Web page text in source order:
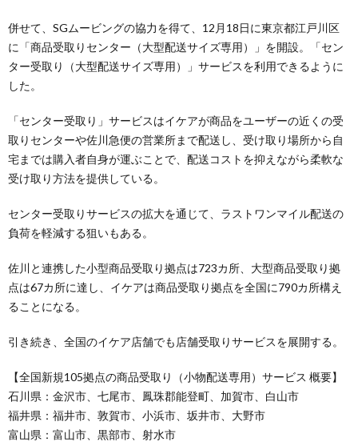
併せて、SGムービングの協力を得て、12月18日に東京都江戸川区
に「商品受取りセンター（大型配送サイズ専用）」を開設。「セン
ター受取り（大型配送サイズ専用）」サービスを利用できるように
した。
「センター受取り」サービスはイケアが商品をユーザーの近くの受
取りセンターや佐川急便の営業所まで配送し、受け取り場所から自
宅までは購入者自身が運ぶことで、配送コストを抑えながら柔軟な
受け取り方法を提供している。
センター受取りサービスの拡大を通じて、ラストワンマイル配送の
負荷を軽減する狙いもある。
佐川と連携した小型商品受取り拠点は723カ所、大型商品受取り拠
点は67カ所に達し、イケアは商品受取り拠点を全国に790カ所構え
ることになる。
引き続き、全国のイケア店舗でも店舗受取りサービスを展開する。
【全国新規105拠点の商品受取り（小物配送専用）サービス 概要】
石川県：金沢市、七尾市、鳳珠郡能登町、加賀市、白山市
福井県：福井市、敦賀市、小浜市、坂井市、大野市
富山県：富山市、黒部市、射水市